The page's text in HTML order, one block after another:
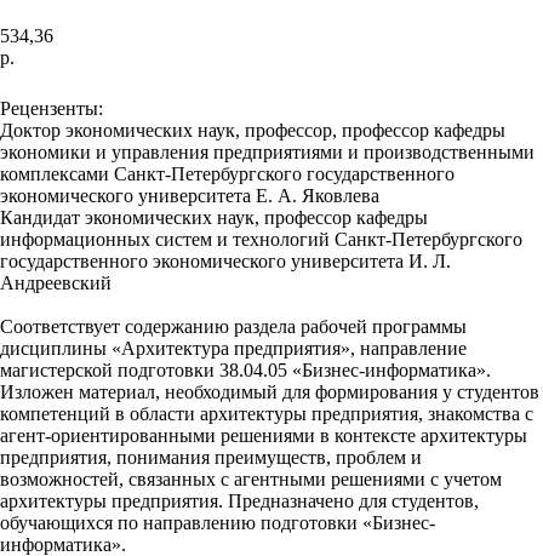
534,36
р.
Рецензенты:
Доктор экономических наук, профессор, профессор кафедры
экономики и управления предприятиями и производственными
комплексами Санкт-Петербургского государственного
экономического университета Е. А. Яковлева
Кандидат экономических наук, профессор кафедры
информационных систем и технологий Санкт-Петербургского
государственного экономического университета И. Л.
Андреевский
Соответствует содержанию раздела рабочей программы
дисциплины «Архитектура предприятия», направление
магистерской подготовки 38.04.05 «Бизнес-информатика».
Изложен материал, необходимый для формирования у студентов
компетенций в области архитектуры предприятия, знакомства с
агент-ориентированными решениями в контексте архитектуры
предприятия, понимания преимуществ, проблем и
возможностей, связанных с агентными решениями с учетом
архитектуры предприятия. Предназначено для студентов,
обучающихся по направлению подготовки «Бизнес-
информатика».